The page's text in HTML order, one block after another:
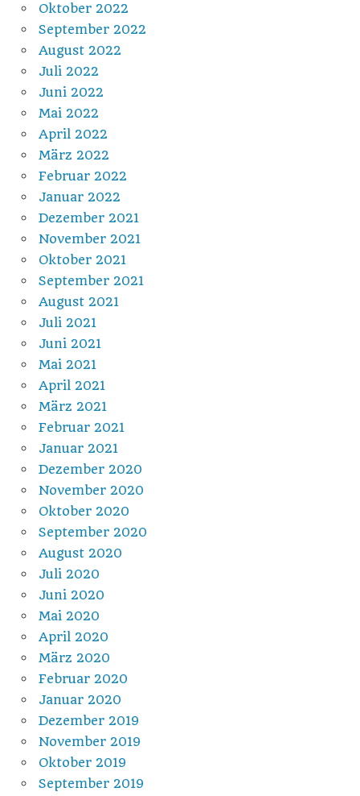
Oktober 2022
September 2022
August 2022
Juli 2022
Juni 2022
Mai 2022
April 2022
März 2022
Februar 2022
Januar 2022
Dezember 2021
November 2021
Oktober 2021
September 2021
August 2021
Juli 2021
Juni 2021
Mai 2021
April 2021
März 2021
Februar 2021
Januar 2021
Dezember 2020
November 2020
Oktober 2020
September 2020
August 2020
Juli 2020
Juni 2020
Mai 2020
April 2020
März 2020
Februar 2020
Januar 2020
Dezember 2019
November 2019
Oktober 2019
September 2019